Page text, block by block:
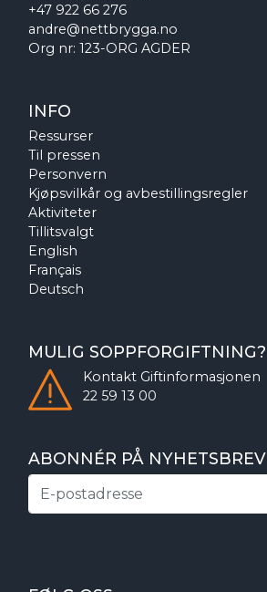
+47 922 66 276
andre@nettbrygga.no
Org nr: 123-ORG AGDER
INFO
Ressurser
Til pressen
Personvern
Kjøpsvilkår og avbestillingsregler
Aktiviteter
Tillitsvalgt
English
Français
Deutsch
MULIG SOPPFORGIFTNING?
Kontakt Giftinformasjonen
22 59 13 00
ABONNÉR PÅ NYHETSBREV